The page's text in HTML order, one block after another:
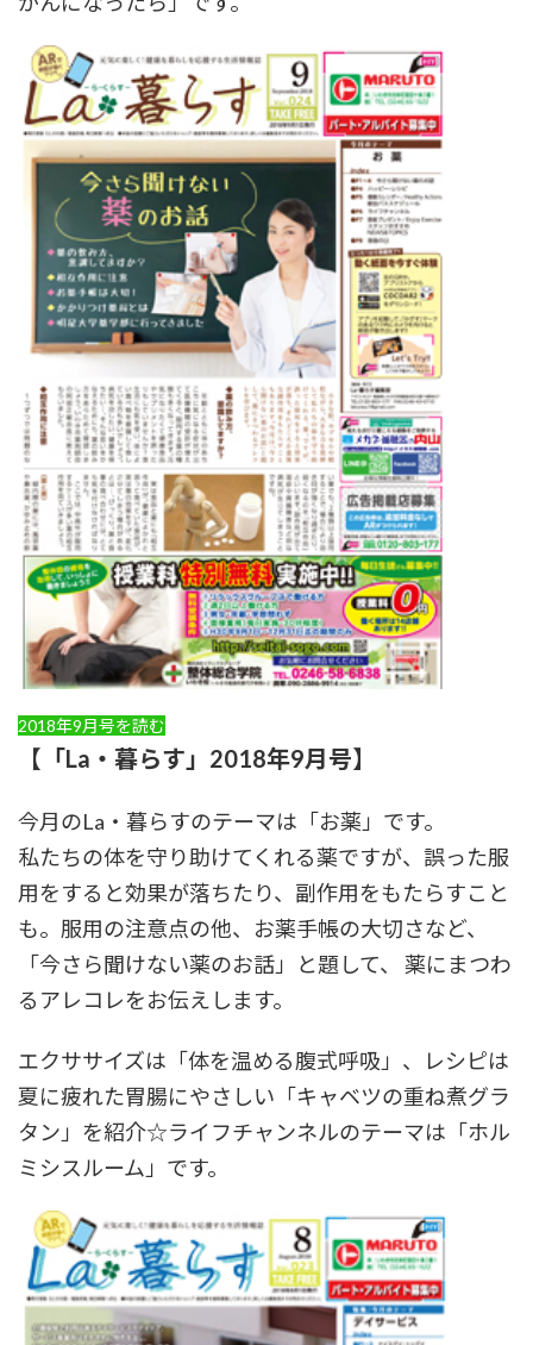
2018年9月号を読む
【「La・暮らす」2018年9月号】
今月のLa・暮らすのテーマは「お薬」です。
私たちの体を守り助けてくれる薬ですが、誤った服
用をすると効果が落ちたり、副作用をもたらすこと
も。服用の注意点の他、お薬手帳の大切さなど、
「今さら聞けない薬のお話」と題して、 薬にまつわ
るアレコレをお伝えします。
エクササイズは「体を温める腹式呼吸」、レシピは
夏に疲れた胃腸にやさしい「キャベツの重ね煮グラ
タン」を紹介☆ライフチャンネルのテーマは「ホル
ミシスルーム」です。